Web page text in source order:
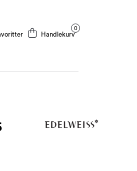
0
Handlekurv
Outlet